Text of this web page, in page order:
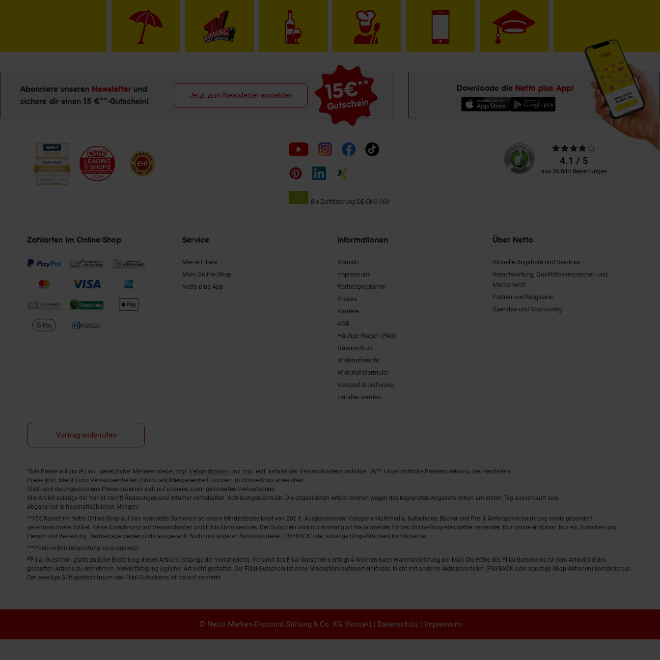
Newsletter Anmeldung
Abonniere unseren Newsletter und
sichere dir einen 15 €**-Gutschein!
15€**
Gutschein
Jetzt zum Newsletter anmelden
Downloade die Netto plus App!
Folge
uns
auf
Bio Zertifizierung DE-ÖKO-060
Unsere
Kundenbewertungen
Durchschnittliche
Bewertungen4.1 / 5
aus 36.044 Bewertungen
Zahlarten im Online-Shop Service
Meine Filiale
Mein Online-Shop
Netto plus App
Informationen
Kontakt
Impressum
Partnerprogramm
Presse
Karriere
AGB
Häufige Fragen (FAQ)
Datenschutz
Widerrufsrecht
Widerrufsformular
Versand & Lieferung
Händler werden
Über Netto
Aktuelle Angebote und Services
Verantwortung, Qualitätsversprechen und
Markenwelt
Partner und Magazine
Spenden und Sponsoring
Vertrag widerrufen
Fußnoten
*Alle Preise in Euro (€) inkl. gesetzlicher Mehrwertsteuer, zzgl. Versandkosten und zzgl. evtl. anfallender Versandkostenzuschläge. UVP: Unverbindliche Preisempfehlung des Herstellers.
Preise (inkl. MwSt.) und Verkaufseinheiten (Stückzahl/Mengeneinheit) können im Online-Shop abweichen.
Statt- und durchgestrichene Preise beziehen sich auf unseren zuvor geforderten Verkaufspreis.
Alle Artikel solange der Vorrat reicht! Änderungen und Irrtümer vorbehalten. Abbildungen ähnlich. Die abgebildeten Artikel können wegen des begrenzten Angebots schon am ersten Tag ausverkauft sein.
Abgabe nur in haushaltsüblichen Mengen!
**15€ Rabatt im Netto Online-Shop auf das komplette Sortiment ab einem Mindestbestellwert von 200 €. Ausgenommen: Kategorie Multimedia, Gutscheine, Bücher und Pre- & Anfangsmilchnahrung sowie gesondert
gekennzeichnete Artikel. Keine Anrechnung auf Versandkosten und Filial-Abholservices. Der Gutschein wird nur einmalig an Neuanmelder für den Online-Shop-Newsletter versendet. Nur online einlösbar. Nur ein Gutschein pro
Person und Bestellung. Restbeträge werden nicht ausgezahlt. Nicht mit anderen Aktionsvorteilen (PAYBACK oder sonstige Shop-Aktionen) kombinierbar.
***Positive Bonitätsprüfung vorausgesetzt
²⁰Filial-Gutschein gratis zu jeder Bestellung dieses Artikels (solange der Vorrat reicht). Versand des Filial-Gutscheins erfolgt 4 Wochen nach Warenanlieferung per Mail. Die Höhe des Filial-Gutscheins ist dem Artikelbild des
gekauften Artikels zu entnehmen. Vervielfältigung jeglicher Art nicht gestattet. Der Filial-Gutschein ist ohne Mindesteinkaufswert einlösbar. Nicht mit anderen Aktionsvorteilen (PAYBACK oder sonstige Shop-Aktionen) kombinierbar.
Der jeweilige Gültigkeitszeitraum des Filial-Gutscheins ist darauf vermerkt.
© Netto Marken-Discount Stiftung & Co. KG |Kontakt | Datenschutz| Impressum